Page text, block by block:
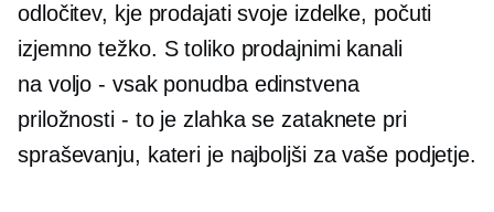
odločitev, kje prodajati svoje izdelke, počuti
izjemno težko. S toliko prodajnimi kanali
na voljo - vsakponudba edinstvena
priložnosti - to je zlahka se zataknete pri
spraševanju, kateri je najboljši za vaše podjetje.